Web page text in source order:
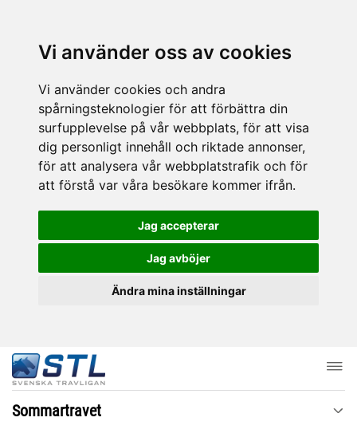
Vi använder oss av cookies
Vi använder cookies och andra
spårningsteknologier för att förbättra din
surfupplevelse på vår webbplats, för att visa
dig personligt innehåll och riktade annonser,
för att analysera vår webbplatstrafik och för
att förstå var våra besökare kommer ifrån.
Jag accepterar
Jag avböjer
Ändra mina inställningar
Sommartravet